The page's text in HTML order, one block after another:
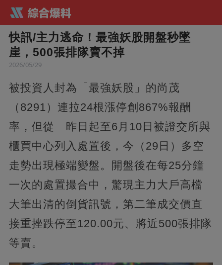
快訊/主力逃命！最強妖股開盤秒墜
崖，500張排隊賣不掉
2026/05/29
被投資人封為「最強妖股」的尚茂
（8291）連拉24根漲停創867%報酬
率，但從 昨日起至6月10日被證交所與
櫃買中心列入處置後，今（29日）多空
走勢出現極端變盤。開盤後在每25分鐘
一次的處置撮合中，驚現主力大戶高檔
大筆出清的倒貨訊號，第二筆成交價直
接重挫跌停至120.00元、將近500張排隊
等賣。